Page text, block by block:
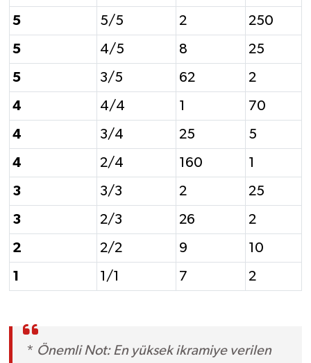
5 5/5 2 250
5 4/5 8 25
5 3/5 62 2
4 4/4 1 70
4 3/4 25 5
4 2/4 160 1
3 3/3 2 25
3 2/3 26 2
2 2/2 9 10
1 1/1 7 2
* Önemli Not: En yüksek ikramiye verilen